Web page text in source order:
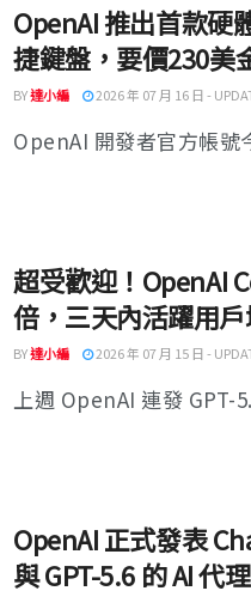
OpenAI 推出首款硬
捷鍵盤，要價230美
BY達小編 2026 年 07 月 16 日 -
OpenAI 開發者官方帳號
超受歡迎！OpenAI
倍，三天內活躍用
BY達小編 2026 年 07 月 15 日 -
上週 OpenAI 連發 GPT-
OpenAI 正式發表
與 GPT-5.6 的 AI 代